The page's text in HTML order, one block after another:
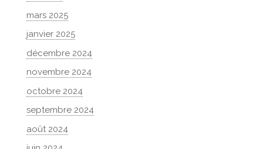
mars 2025
janvier 2025
décembre 2024
novembre 2024
octobre 2024
septembre 2024
août 2024